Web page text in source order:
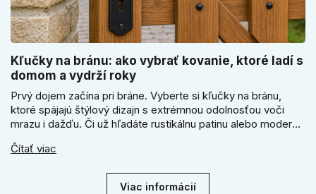
Kľučky na bránu: ako vybrať kovanie, ktoré ladí s
domom a vydrží roky
Prvý dojem začína pri bráne. Vyberte si kľučky na bránu,
ktoré spájajú štýlový dizajn s extrémnou odolnosťou voči
mrazu i dažďu. Či už hľadáte rustikálnu patinu alebo moderné
vydrží roky. Zabezpečte svoj vstup kvalitou, ktorá prežije
Čítať viac
Viac informácií